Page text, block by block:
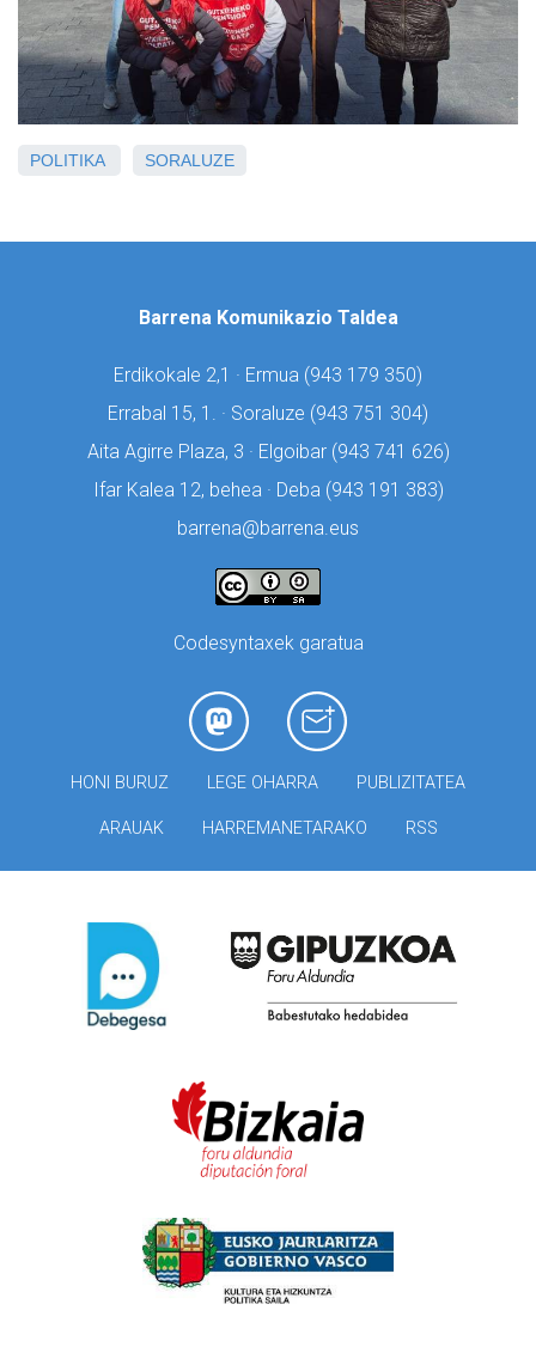
POLITIKA SORALUZE
Barrena Komunikazio Taldea
Erdikokale 2,1 · Ermua (943 179 350)
Errabal 15, 1. · Soraluze (943 751 304)
Aita Agirre Plaza, 3 · Elgoibar (943 741 626)
Ifar Kalea 12, behea · Deba (943 191 383)
barrena@barrena.eus
Codesyntaxek garatua
HONI BURUZ LEGE OHARRA PUBLIZITATEA
ARAUAK HARREMANETARAKO RSS